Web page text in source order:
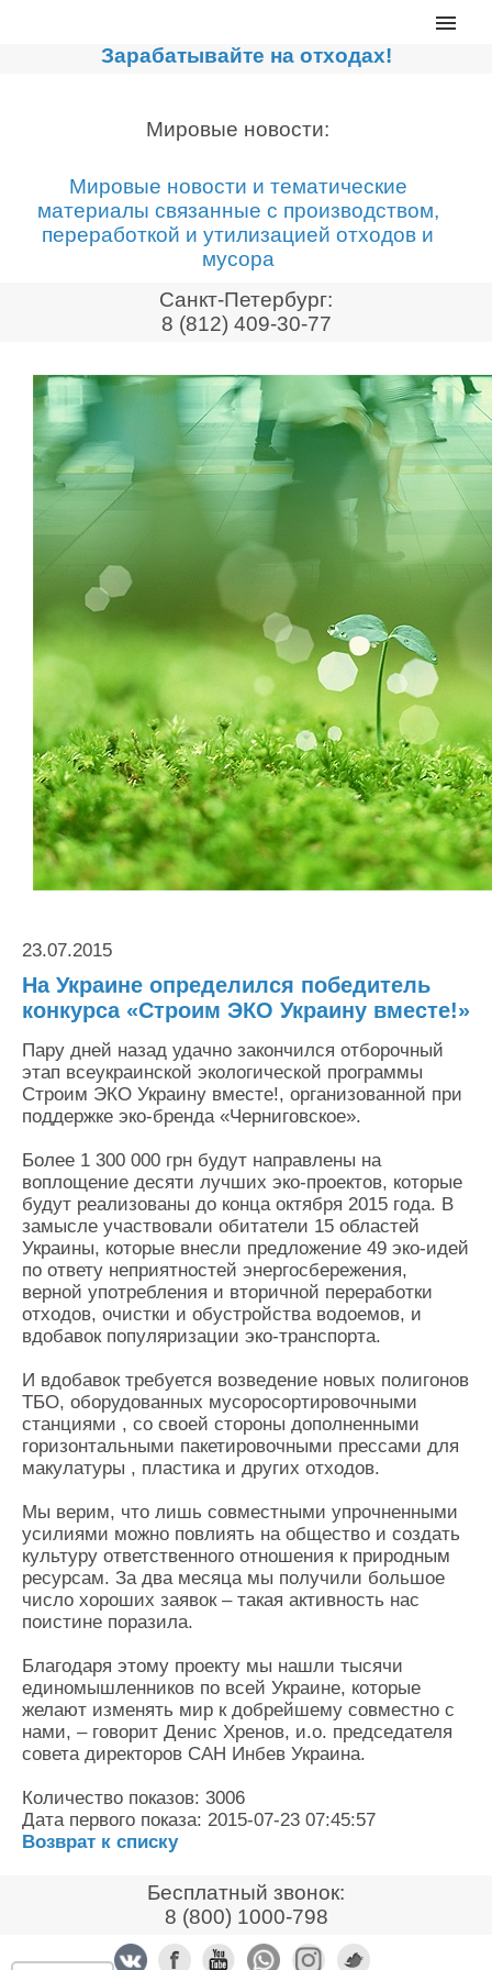
Главная
Сортировочные линии
Дробильное оборудование
Компакторы, контейнеры
Реализованные проекты
Видео
Новости компании
Мировые новости
О нас
Контакты
Оставить заявку
Зарабатывайте на отходах!
Мировые новости:
Мировые новости и тематические
материалы связанные с производством,
переработкой и утилизацией отходов и
мусора
Санкт-Петербург:
8 (812) 409-30-77
23.07.2015
На Украине определился победитель
конкурса «Строим ЭКО Украину вместе!»
Пару дней назад удачно закончился отборочный
этап всеукраинской экологической программы
Строим ЭКО Украину вместе!, организованной при
поддержке эко-бренда «Черниговское».
Более 1 300 000 грн будут направлены на
воплощение десяти лучших эко-проектов, которые
будут реализованы до конца октября 2015 года. В
замысле участвовали обитатели 15 областей
Украины, которые внесли предложение 49 эко-идей
по ответу неприятностей энергосбережения,
верной употребления и вторичной переработки
отходов, очистки и обустройства водоемов, и
вдобавок популяризации эко-транспорта.
И вдобавок требуется возведение новых полигонов
ТБО, оборудованных мусоросортировочными
станциями , со своей стороны дополненными
горизонтальными пакетировочными прессами для
макулатуры , пластика и других отходов.
Мы верим, что лишь совместными упрочненными
усилиями можно повлиять на общество и создать
культуру ответственного отношения к природным
ресурсам. За два месяца мы получили большое
число хороших заявок – такая активность нас
поистине поразила.
Благодаря этому проекту мы нашли тысячи
единомышленников по всей Украине, которые
желают изменять мир к добрейшему совместно с
нами, – говорит Денис Хренов, и.о. председателя
совета директоров САН Инбев Украина.
Количество показов: 3006
Дата первого показа: 2015-07-23 07:45:57
Возврат к списку
Бесплатный звонок:
8 (800) 1000-798